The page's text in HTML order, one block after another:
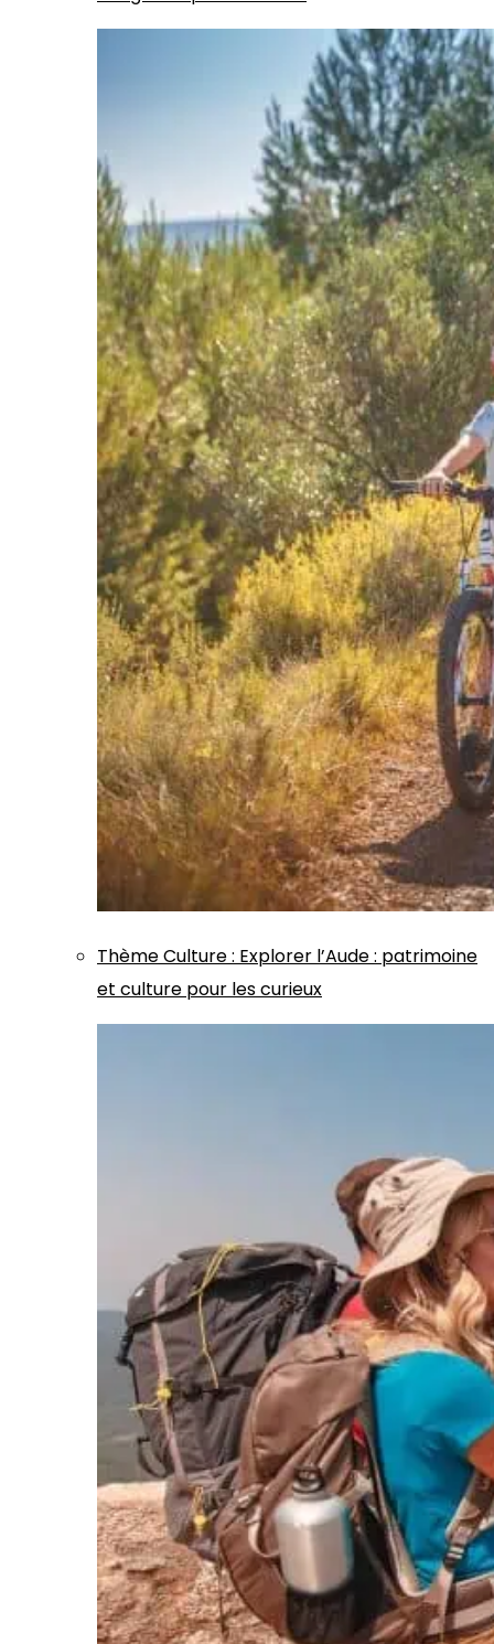
ThèmeCulture: Explorer l’Aude : patrimoine
et culture pour les curieux